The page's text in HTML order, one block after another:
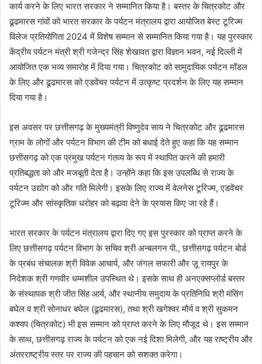
कार्य करने के लिए भारत सरकार ने सम्मानित किया है। बस्तर के चित्रकोट और
ढूढमारस गांवों को भारत सरकार के पर्यटन मंत्रालय द्वारा आयोजित बेस्ट टूरिज्म
विलेज प्रतियोगिता 2024 में विशेष सम्मान से सम्मानित किया गया है। यह पुरस्कार
केंद्रीय पर्यटन मंत्री श्री गजेन्द्र सिंह शेखावत द्वारा विज्ञान भवन, नई दिल्ली में
आयोजित एक भव्य समारोह में दिया गया। चित्रकोट को सामुदायिक पर्यटन मॉडल
के लिए और ढूढमारस को एडवेंचर पर्यटन में उत्कृष्ट प्रदर्शन के लिए यह सम्मान
दिया गया है।
इस अवसर पर छत्तीसगढ़ के मुख्यमंत्री विष्णुदेव साय ने चित्रकोट और ढूढमारस
ग्राम के लोगों और पर्यटन विभाग की टीम को बधाई देते हुए कहा कि यह सम्मान
छत्तीसगढ़ को एक प्रमुख पर्यटन गंतव्य के रूप में स्थापित करने की हमारी
प्रतिबद्धता को और मजबूती देता है। उन्होंने कहा कि इस उपलब्धि से राज्य के
पर्यटन उद्योग को और गति मिलेगी। इसके लिए राज्य में वेलनेस टूरिज्म, एडवेंचर
टूरिज्म और सांस्कृतिक धरोहर को बढ़ावा देने के प्रयास किए जा रहे हैं।
भारत सरकार के पर्यटन मंत्रालय द्वारा दिए गए इस पुरस्कार को प्राप्त करने के
लिए छत्तीसगढ़ पर्यटन विभाग के सचिव श्री अन्बलगन पी., छत्तीसगढ़ पर्यटन बोर्ड
के प्रबंध संचालक श्री विवेक आचार्य, और जंगल सफारी और ज़ू रायपुर के
निदेशक श्री गणवीर धम्मशील उपस्थित थे। इसके साथ ही अनएक्सप्लोर्ड बस्तर
के संस्थापक श्री जीत सिंह आर्य, और स्थानीय समुदाय के प्रतिनिधि श्री मंसिंग
बघेल व श्री सोनाधर बघेल (ढूढमारस), तथा श्री खगेश्वर मौर्य व श्री सुकमन
कश्यप (चित्रकोट) भी इस सम्मान को प्राप्त करने के लिए मौजूद थे। इस सम्मान
के साथ, छत्तीसगढ़ राज्य के पर्यटन को एक नई दिशा मिलेगी, और यह राष्ट्रीय और
अंतरराष्ट्रीय स्तर पर राज्य की पहचान को सशक्त करेगा।